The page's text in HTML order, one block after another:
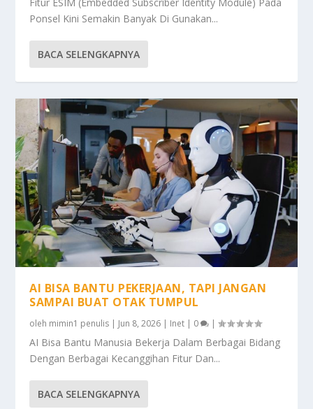
Ponsel Kini Semakin Banyak Di Gunakan...
BACA SELENGKAPNYA
AI BISA BANTU PEKERJAAN, TAPI JANGAN
SAMPAI BUAT OTAK TUMPUL
oleh mimin1 penulis Jun 8, 2026 Inet 0 |
AI Bisa Bantu Manusia Bekerja Dalam Berbagai Bidang
Dengan Berbagai Kecanggihan Fitur Dan...
BACA SELENGKAPNYA